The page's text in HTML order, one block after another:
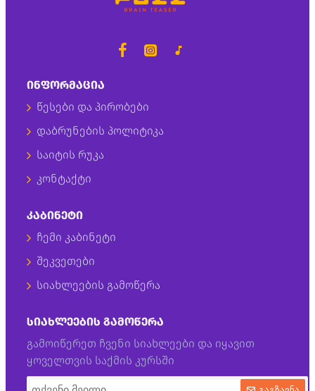
ᲘᲜᲤᲝᲠᲛᲐᲪᲘᲐ
წესები და პირობები
დაბრუნების პოლიტიკა
საიტის რუკა
კონტაქტი
ᲙᲐᲑᲘᲜᲔᲢᲘ
ჩემი კაბინეტი
შეკვეთები
სიახლეების გამოწერა
ᲡᲘᲐᲮᲚᲔᲔᲑᲘᲡ ᲒᲐᲛᲝᲬᲔᲠᲐ
გამოიწერეთ ჩვენი სიახლეები და იყავით
ყოველთვის საქმის კურსში